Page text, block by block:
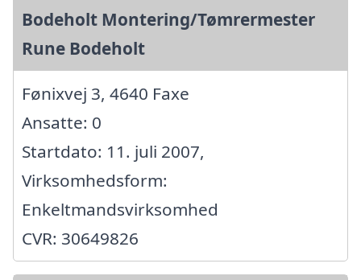
Bodeholt Montering/Tømrermester
Rune Bodeholt
Fønixvej 3, 4640 Faxe
Ansatte: 0
Startdato: 11. juli 2007,
Virksomhedsform:
Enkeltmandsvirksomhed
CVR: 30649826